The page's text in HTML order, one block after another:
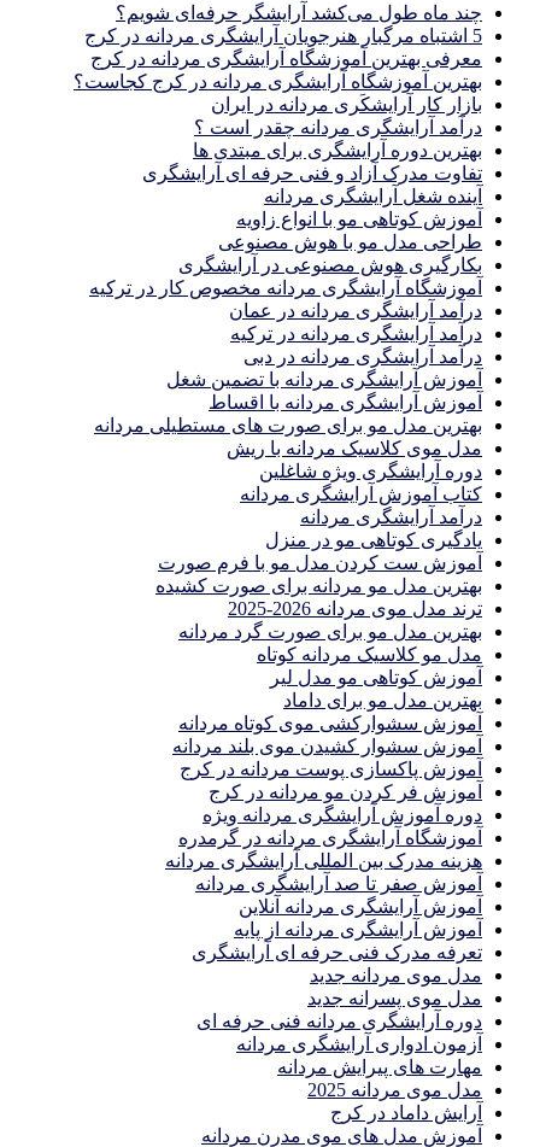
چند ماه طول می‌کشد آرایشگر حرفه‌ای شویم؟
5 اشتباه مرگبار هنرجویان آرایشگری مردانه در کرج
معرفی بهترین آموزشگاه آرایشگری مردانه در کرج
بهترین آموزشگاه آرایشگری مردانه در کرج کجاست؟
بازار كار آرايشكَرى مردانه در ايران
درآمد آرایشگری مردانه چقدر است ؟
بهترین دوره آرایشگری برای مبتدی ها
تفاوت مدرک آزاد و فنی حرفه ای آرایشگری
آینده شغل آرایشگری مردانه
آموزش کوتاهی مو با انواع زاویه
طراحی مدل مو با هوش مصنوعی
بکارگیری هوش مصنوعی در آرایشگری
آموزشگاه آرایشگری مردانه مخصوص کار در ترکیه
درآمد آرایشگری مردانه در عمان
درآمد آرایشگری مردانه در ترکیه
درآمد آرایشگری مردانه در دبی
آموزش آرایشگری مردانه با تضمین شغل
آموزش آرایشگری مردانه با اقساط
بهترین مدل مو برای صورت های مستطیلی مردانه
مدل موی کلاسیک مردانه با ریش
دوره آرایشگری ویژه شاغلین
کتاب آموزش آرایشگری مردانه
درآمد آرایشگری مردانه
یادگیری كوتاهى مو در منزل
آموزش ست كردن مدل مو با فرم صورت
بهترین مدل مو مردانه برای صورت کشیده
ترند مدل موی مردانه 2026-2025
بهترين مدل مو براى صورت گرد مردانه
مدل مو کلاسیک مردانه کوتاه
آموزش کوتاهی مو مدل لیر
بهترین مدل مو برای داماد
آموزش سشوارکشی موی کوتاه مردانه
آموزش سشوار کشیدن موی بلند مردانه
آموزش پاکسازی پوست مردانه در کرج
آموزش فر کردن مو مردانه در کرج
دوره آموزش آرایشگری مردانه ویژه
آموزشگاه آرایشگری مردانه در گرمدره
هزینه مدرک بین المللی آرایشگری مردانه
آموزش صفر تا صد آرایشگری مردانه
آموزش آرایشگری مردانه آنلاین
آموزش آرایشگری مردانه از پایه
تعرفه مدرک فنی حرفه ای آرایشگری
مدل موی مردانه جدید
مدل موی پسرانه جدید
دوره آرایشگری مردانه فنی حرفه ای
آزمون ادواری آرایشگری مردانه
مهارت های پیرایش مردانه
مدل موی مردانه 2025
آرایش داماد در کرج
آموزش مدل های موی مدرن مردانه